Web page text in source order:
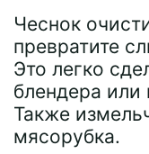
Чеснок
превратите
Это легко
блендера или
Также
мясорубка.